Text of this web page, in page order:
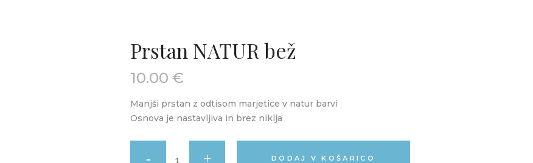
Prstan NATUR bež
10.00 €
Manjši prstan z odtisom marjetice v natur barvi
Osnova je nastavljiva in brez niklja
DODAJ V KOŠARICO